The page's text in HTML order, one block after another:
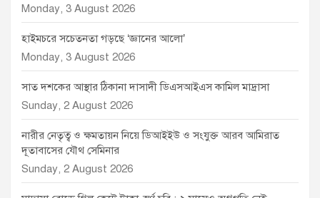
Monday, 3 August 2026
হাইমচরে সচেতনতা গড়ছে ‘জ্ঞানের আলো’
Monday, 3 August 2026
সাত দশকের আস্থার ঠিকানা দাসাদী ডিএসআইএস কামিল মাদ্রাসা
Sunday, 2 August 2026
নারীর নেতৃত্ব ও ক্ষমতায়ন নিয়ে ডিআইইউ ও সংযুক্ত আরব আমিরাত
দূতাবাসের যৌথ সেমিনার
Sunday, 2 August 2026